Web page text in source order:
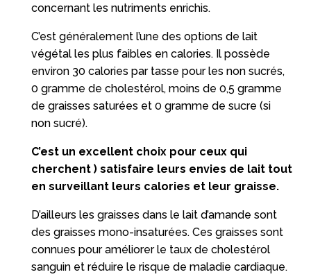
concernant les nutriments enrichis.
C’est généralement l’une des options de lait
végétal les plus faibles en calories. Il possède
environ 30 calories par tasse pour les non sucrés,
0 gramme de cholestérol, moins de 0,5 gramme
de graisses saturées et 0 gramme de sucre (si
non sucré).
C’est un excellent choix pour ceux qui
cherchent ) satisfaire leurs envies de lait tout
en surveillant leurs calories et leur graisse.
D’ailleurs les graisses dans le lait d’amande sont
des graisses mono-insaturées. Ces graisses sont
connues pour améliorer le taux de cholestérol
sanguin et réduire le risque de maladie cardiaque.